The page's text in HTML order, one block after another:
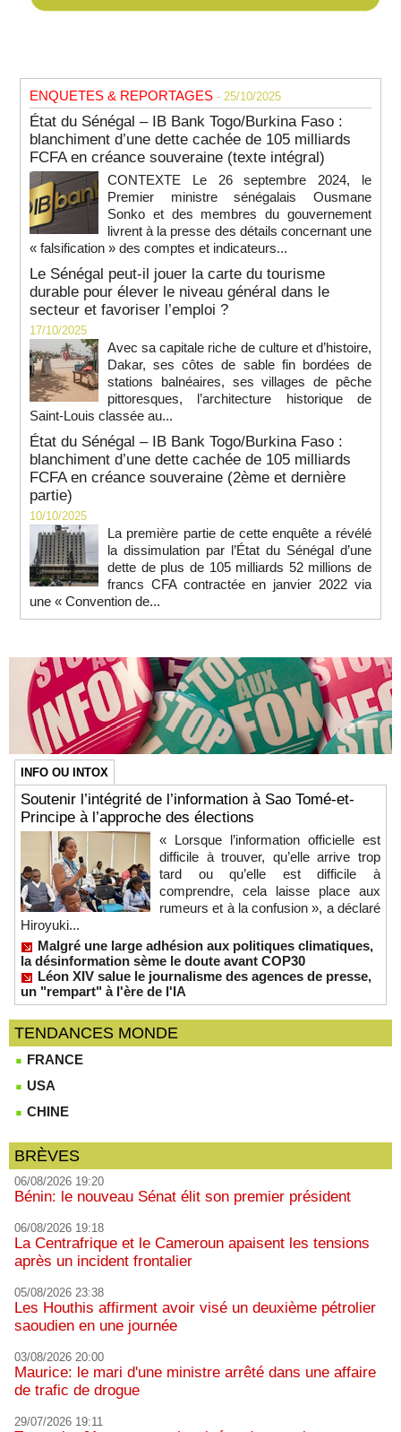
ENQUETES & REPORTAGES - 25/10/2025
État du Sénégal – IB Bank Togo/Burkina Faso :
blanchiment d’une dette cachée de 105 milliards
FCFA en créance souveraine (texte intégral)
CONTEXTE Le 26 septembre 2024, le
Premier ministre sénégalais Ousmane
Sonko et des membres du gouvernement
livrent à la presse des détails concernant une
« falsification » des comptes et indicateurs...
Le Sénégal peut-il jouer la carte du tourisme
durable pour élever le niveau général dans le
secteur et favoriser l’emploi ?
17/10/2025
Avec sa capitale riche de culture et d’histoire,
Dakar, ses côtes de sable fin bordées de
stations balnéaires, ses villages de pêche
pittoresques, l’architecture historique de
Saint-Louis classée au...
État du Sénégal – IB Bank Togo/Burkina Faso :
blanchiment d’une dette cachée de 105 milliards
FCFA en créance souveraine (2ème et dernière
partie)
10/10/2025
La première partie de cette enquête a révélé
la dissimulation par l’État du Sénégal d’une
dette de plus de 105 milliards 52 millions de
francs CFA contractée en janvier 2022 via
une « Convention de...
INFO OU INTOX
Soutenir l’intégrité de l’information à Sao Tomé-et-
Principe à l’approche des élections
« Lorsque l’information officielle est
difficile à trouver, qu’elle arrive trop
tard ou qu’elle est difficile à
comprendre, cela laisse place aux
rumeurs et à la confusion », a déclaré
Hiroyuki...
Malgré une large adhésion aux politiques climatiques,
la désinformation sème le doute avant COP30
Léon XIV salue le journalisme des agences de presse,
un "rempart" à l'ère de l'IA
TENDANCES MONDE
FRANCE
USA
CHINE
BRÈVES
06/08/2026 19:20
Bénin: le nouveau Sénat élit son premier président
06/08/2026 19:18
La Centrafrique et le Cameroun apaisent les tensions
après un incident frontalier
05/08/2026 23:38
Les Houthis affirment avoir visé un deuxième pétrolier
saoudien en une journée
03/08/2026 20:00
Maurice: le mari d'une ministre arrêté dans une affaire
de trafic de drogue
29/07/2026 19:11